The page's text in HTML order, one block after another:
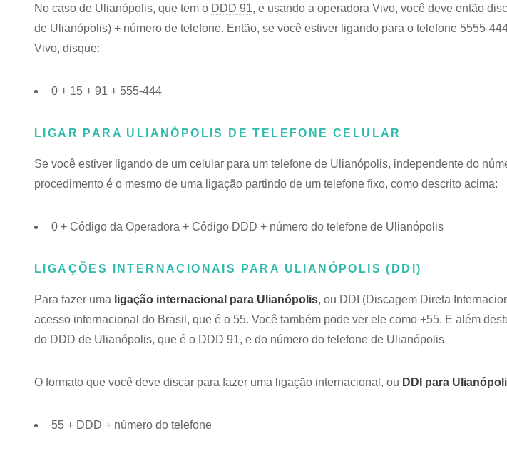
No caso de Ulianópolis, que tem o DDD 91, e usando a operadora Vivo, você deve então
de Ulianópolis) + número de telefone. Então, se você estiver ligando para o telefone 5555-
Vivo, disque:
0 + 15 + 91 + 555-444
LIGAR PARA ULIANÓPOLIS DE TELEFONE CELULAR
Se você estiver ligando de um celular para um telefone de Ulianópolis, independente do
procedimento é o mesmo de uma ligação partindo de um telefone fixo, como descrito acima:
0 + Código da Operadora + Código DDD + número do telefone de Ulianópolis
LIGAÇÕES INTERNACIONAIS PARA ULIANÓPOLIS (DDI)
Para fazer uma ligação internacional para Ulianópolis, ou DDI (Discagem Direta
acesso internacional do Brasil, que é o 55. Você também pode ver ele como +55. E além
do DDD de Ulianópolis, que é o DDD 91, e do número do telefone de Ulianópolis
O formato que você deve discar para fazer uma ligação internacional, ou DDI para
55 + DDD + número do telefone